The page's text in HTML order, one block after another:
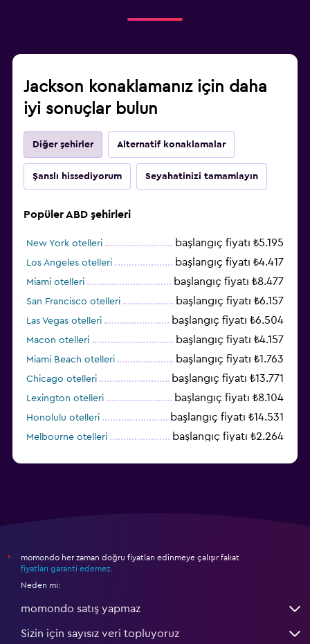
Jackson konaklamanız için daha
iyi sonuçlar bulun
Diğer şehirler Alternatif konaklamalar
Şanslı hissediyorum Seyahatinizi tamamlayın
Popüler ABD şehirleri
New York otelleri başlangıç fiyatı ₺5.195
Los Angeles otelleri başlangıç fiyatı ₺4.417
Miami otelleri başlangıç fiyatı ₺8.477
San Francisco otelleri başlangıç fiyatı ₺6.157
Las Vegas otelleri başlangıç fiyatı ₺6.504
Macon otelleri başlangıç fiyatı ₺4.157
Miami Beach otelleri başlangıç fiyatı ₺1.763
Chicago otelleri başlangıç fiyatı ₺13.771
Lexington otelleri başlangıç fiyatı ₺8.104
Honolulu otelleri başlangıç fiyatı ₺14.531
Melbourne otelleri başlangıç fiyatı ₺2.264
*
momondo her zaman doğru fiyatları edinmeye çalışır fakat
fiyatları garanti edemez
Neden mi:
momondo satış yapmaz
Sizin için sayısız veri topluyoruz